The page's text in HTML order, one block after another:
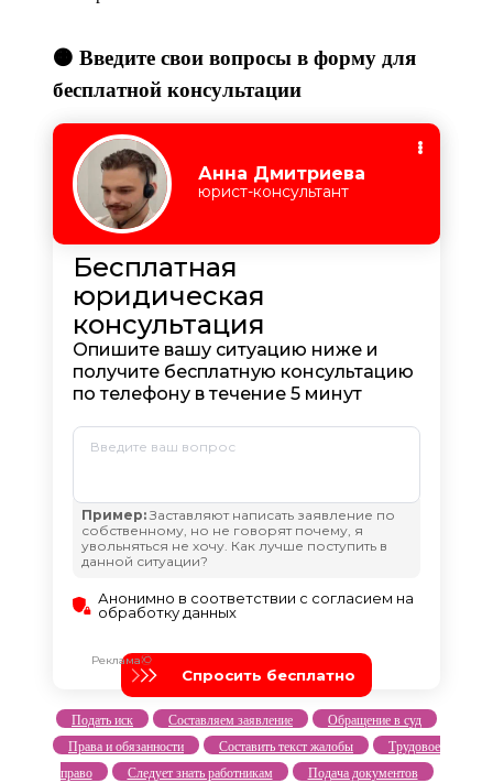
🟠 Введите свои вопросы в форму для
бесплатной консультации
Подать иск Составляем заявление
Обращение в суд
Права и обязанности
Составить текст жалобы
Трудовое
право
Следует знать работникам
Подача документов